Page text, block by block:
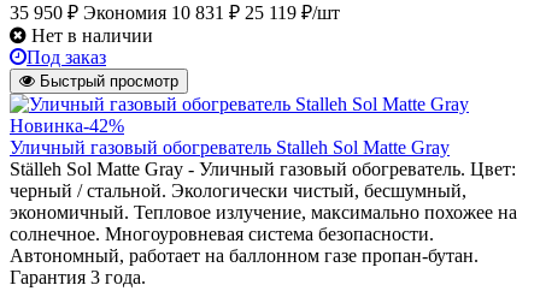
35 950 ₽ Экономия 10 831 ₽ 25 119 ₽/шт
Нет в наличии
Под заказ
Быстрый просмотр
Новинка-42%
Уличный газовый обогреватель Stalleh Sol Matte Gray
Ställeh Sol Matte Gray - Уличный газовый обогреватель. Цвет:
черный / стальной. Экологически чистый, бесшумный,
экономичный. Тепловое излучение, максимально похожее на
солнечное. Многоуровневая система безопасности.
Автономный, работает на баллонном газе пропан-бутан.
Гарантия 3 года.